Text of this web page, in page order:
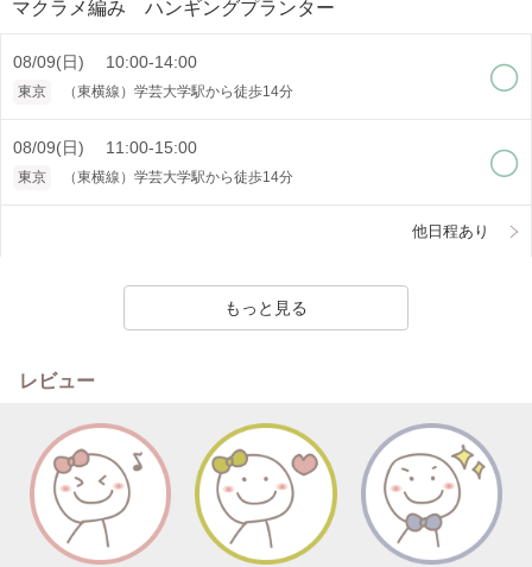
マクラメ編み ハンギングプランター
08/09(日) 10:00-14:00
東京 （東横線）学芸大学駅から徒歩14分
08/09(日) 11:00-15:00
東京 （東横線）学芸大学駅から徒歩14分
他日程あり
もっと見る
レビュー